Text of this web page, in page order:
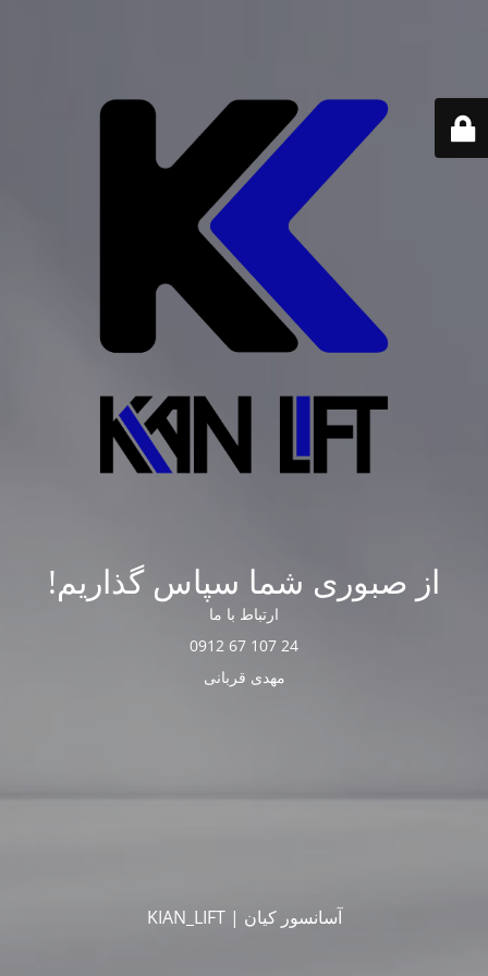
از صبوری شما سپاس گذاریم!
ارتباط با ما
24 107 67 0912
مهدی قربانی
آسانسور کیان | KIAN_LIFT